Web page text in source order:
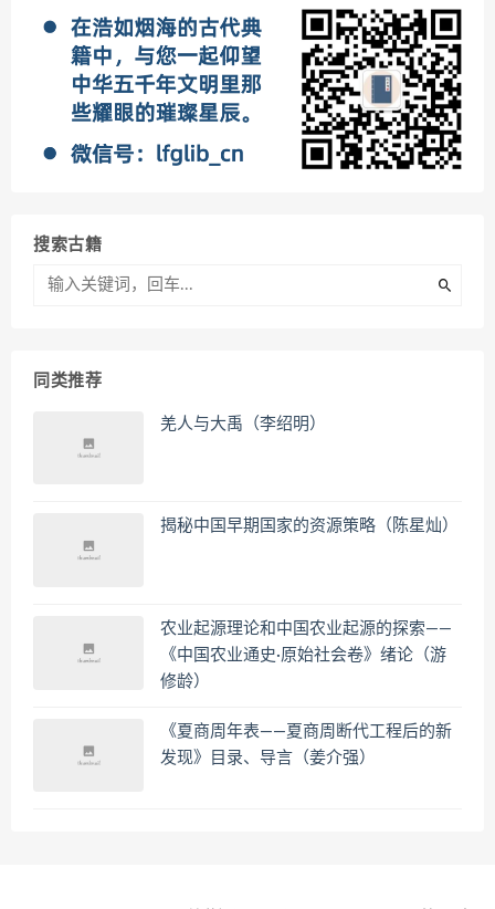
搜索古籍
同类推荐
羌人与大禹（李绍明）
揭秘中国早期国家的资源策略（陈星灿）
农业起源理论和中国农业起源的探索——
《中国农业通史·原始社会卷》绪论（游
修龄）
《夏商周年表——夏商周断代工程后的新
发现》目录、导言（姜介强）